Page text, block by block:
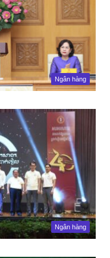
Ngân hàng
Ngân hàng